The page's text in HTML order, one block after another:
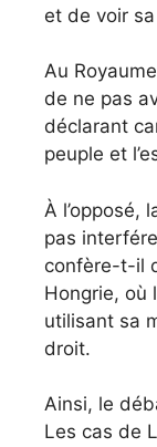
et de voir
Au
de ne pas
déclarant
peuple et
À l’opposé,
pas
confère-t-il
Hongrie, où
utilisant sa
droit.
Ainsi, le
Les cas de